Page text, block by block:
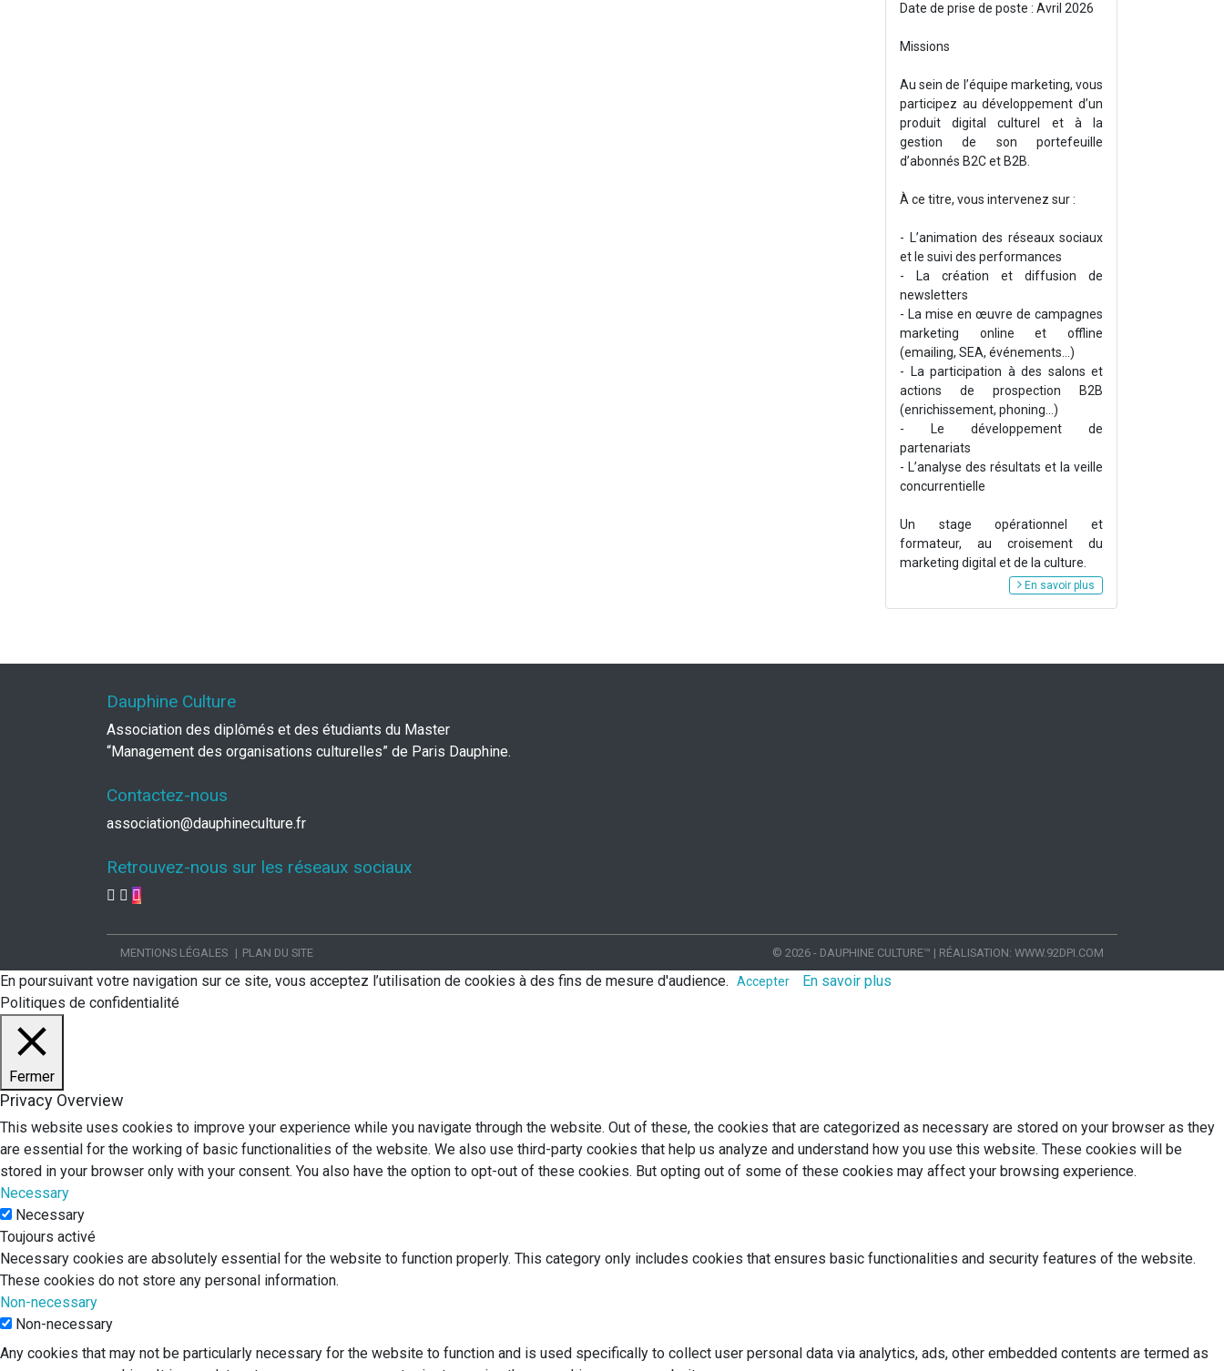
Date de prise de poste : Avril 2026
Missions
Au sein de l’équipe marketing, vous
participez au développement d’un
produit digital culturel et à la
gestion de son portefeuille
d’abonnés B2C et B2B.
À ce titre, vous intervenez sur :
- L’animation des réseaux sociaux
et le suivi des performances
- La création et diffusion de
newsletters
- La mise en œuvre de campagnes
marketing online et offline
(emailing, SEA, événements…)
- La participation à des salons et
actions de prospection B2B
(enrichissement, phoning...)
- Le développement de
partenariats
- L’analyse des résultats et la veille
concurrentielle
Un stage opérationnel et
formateur, au croisement du
marketing digital et de la culture.
En savoir plus
Dauphine Culture
Association des diplômés et des étudiants du Master
“Management des organisations culturelles” de Paris Dauphine.
Contactez-nous
association@dauphineculture.fr
Retrouvez-nous sur les réseaux sociaux
MENTIONS LÉGALES PLAN DU SITE © 2026 - DAUPHINE CULTURE™ | RÉALISATION: WWW.92DPI.COM
En poursuivant votre navigation sur ce site, vous acceptez l’utilisation de cookies à des fins de mesure d'audience. Accepter
En savoir plus
Politiques de confidentialité
Fermer
Privacy Overview
This website uses cookies to improve your experience while you navigate through the website. Out of these, the cookies that are categorized as necessary are stored on your browser as they
are essential for the working of basic functionalities of the website. We also use third-party cookies that help us analyze and understand how you use this website. These cookies will be
stored in your browser only with your consent. You also have the option to opt-out of these cookies. But opting out of some of these cookies may affect your browsing experience.
Necessary
Necessary
Toujours activé
Necessary cookies are absolutely essential for the website to function properly. This category only includes cookies that ensures basic functionalities and security features of the website.
These cookies do not store any personal information.
Non-necessary
Non-necessary
Any cookies that may not be particularly necessary for the website to function and is used specifically to collect user personal data via analytics, ads, other embedded contents are termed as